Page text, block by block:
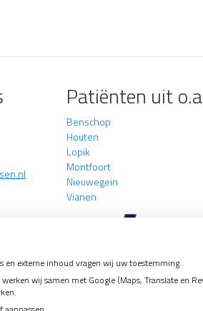
Patiënten uit
Benschop
Houten
Lopik
Montfoort
Nieuwegein
Vianen
en externe inhoud vragen wij uw toestemming.
wij samen met Google (Maps, Translate en